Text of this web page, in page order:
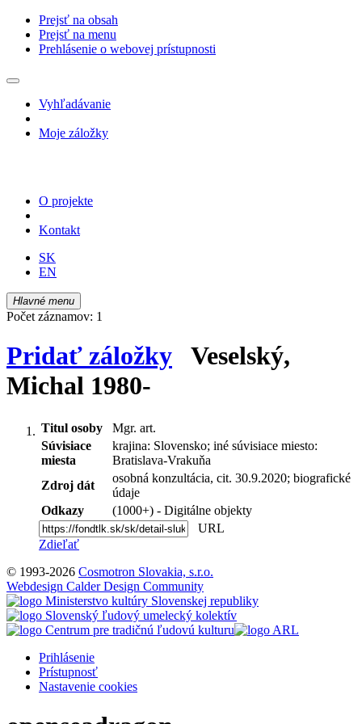
Prejsť na obsah
Prejsť na menu
Prehlásenie o webovej prístupnosti
Vyhľadávanie
Moje záložky
O projekte
Kontakt
SK
EN
Hlavné menu
Počet záznamov: 1
Pridať záložky Veselský,
Michal 1980-
Titul osoby
Mgr. art.
Súvisiace
miesta
krajina: Slovensko; iné súvisiace miesto:
Bratislava-Vrakuňa
Zdroj dát
osobná konzultácia, cit. 30.9.2020; biografické
údaje
Odkazy
(1000+) - Digitálne objekty
URL
Zdieľať
© 1993-2026 Cosmotron Slovakia, s.r.o.
Webdesign Calder Design Community
Prihlásenie
Prístupnosť
Nastavenie cookies